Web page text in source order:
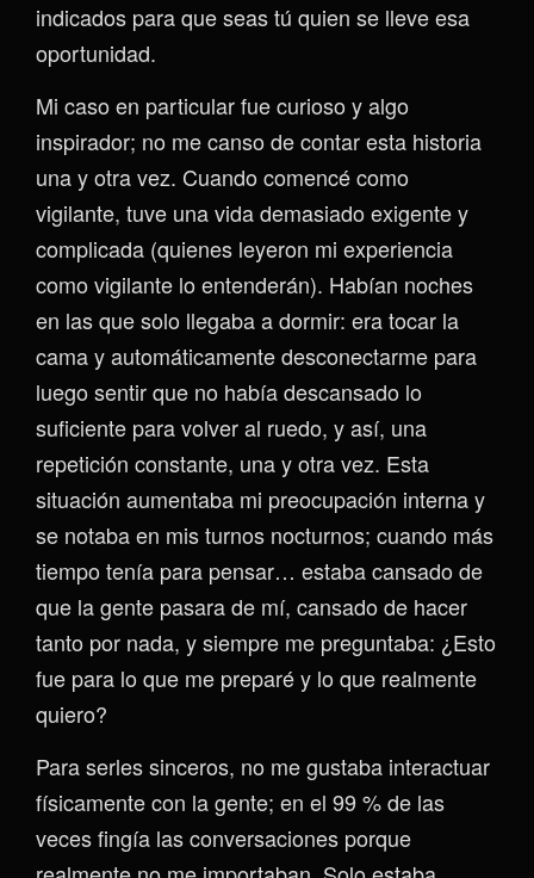
indicados para que seas tú quien se lleve esa
oportunidad.
Mi caso en particular fue curioso y algo
inspirador; no me canso de contar esta historia
una y otra vez. Cuando comencé como
vigilante, tuve una vida demasiado exigente y
complicada (quienes leyeron mi experiencia
como vigilante lo entenderán). Habían noches
en las que solo llegaba a dormir: era tocar la
cama y automáticamente desconectarme para
luego sentir que no había descansado lo
suficiente para volver al ruedo, y así, una
repetición constante, una y otra vez. Esta
situación aumentaba mi preocupación interna y
se notaba en mis turnos nocturnos; cuando más
tiempo tenía para pensar… estaba cansado de
que la gente pasara de mí, cansado de hacer
tanto por nada, y siempre me preguntaba: ¿Esto
fue para lo que me preparé y lo que realmente
quiero?
Para serles sinceros, no me gustaba interactuar
físicamente con la gente; en el 99 % de las
veces fingía las conversaciones porque